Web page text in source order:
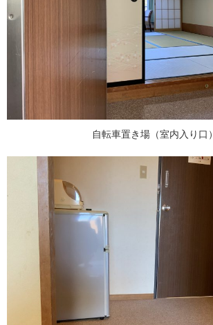
自転車置き場（室内入り口）